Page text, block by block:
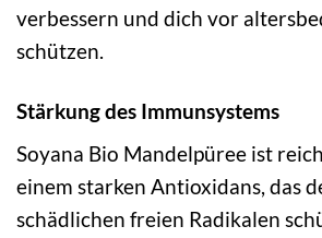
verbessern und dich vor
schützen.
Stärkung des Immunsystems
Soyana Bio Mandelpüree ist
einem starken Antioxidans, das
schädlichen freien Radikalen